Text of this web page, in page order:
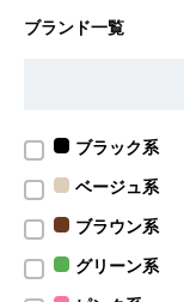
ブランド一覧
ブラック系
ベージュ系
ブラウン系
グリーン系